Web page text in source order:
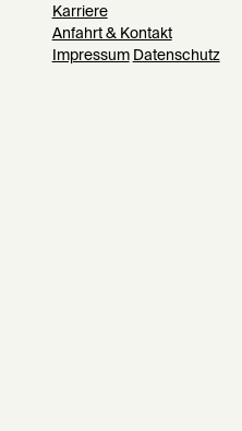
Karriere
Anfahrt & Kontakt
Impressum Datenschutz